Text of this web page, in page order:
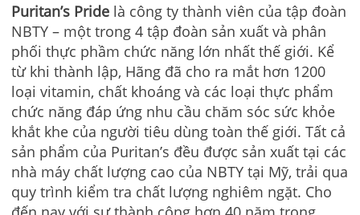
Puritan’s Pride là công ty thành viên của tập đoàn
NBTY – một trong 4 tập đoàn sản xuất và phân
phối thực phầm chức năng lớn nhất thế giới. Kể
từ khi thành lập, Hãng đã cho ra mắt hơn 1200
loại vitamin, chất khoáng và các loại thực phẩm
chức năng đáp ứng nhu cầu chăm sóc sức khỏe
khắt khe của người tiêu dùng toàn thế giới. Tất cả
sản phẩm của Puritan’s đều được sản xuất tại các
nhà máy chất lượng cao của NBTY tại Mỹ, trải qua
quy trình kiểm tra chất lượng nghiêm ngặt. Cho